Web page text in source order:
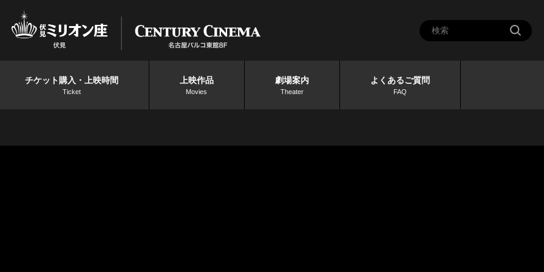
チケット購入・上映時間
Ticket
上映作品
Movies
劇場案内
Theater
よくあるご質問
FAQ